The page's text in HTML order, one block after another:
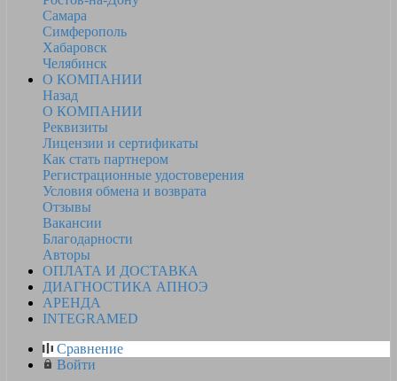
Самара
Симферополь
Хабаровск
Челябинск
О КОМПАНИИ
Назад
О КОМПАНИИ
Реквизиты
Лицензии и сертификаты
Как стать партнером
Регистрационные удостоверения
Условия обмена и возврата
Отзывы
Вакансии
Благодарности
Авторы
ОПЛАТА И ДОСТАВКА
ДИАГНОСТИКА АПНОЭ
АРЕНДА
INTEGRAMED
Сравнение
Войти